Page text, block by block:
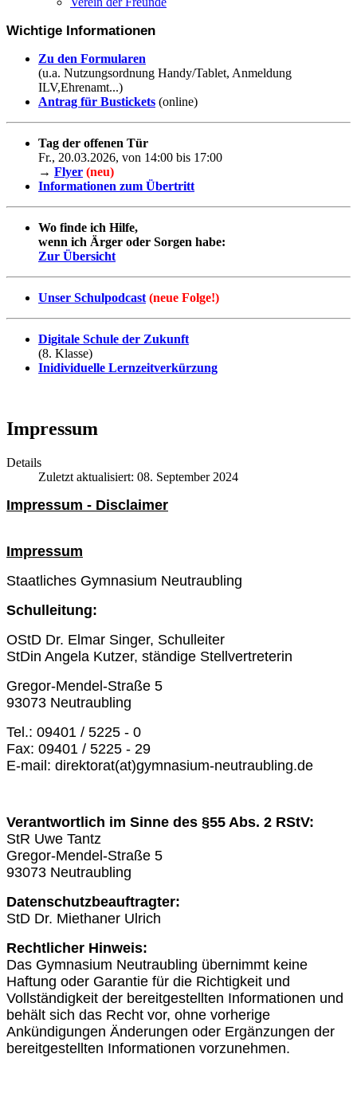
Wichtige Informationen
Zu den Formularen
(u.a. Nutzungsordnung Handy/Tablet, Anmeldung
ILV,Ehrenamt...)
Antrag für Bustickets (online)
Tag der offenen Tür
Fr., 20.03.2026, von 14:00 bis 17:00
→ Flyer (neu)
Informationen zum Übertritt
Wo finde ich Hilfe,
wenn ich Ärger oder Sorgen habe:
Zur Übersicht
Unser Schulpodcast (neue Folge!)
Digitale Schule der Zukunft
(8. Klasse)
Inidividuelle Lernzeitverkürzung
Impressum
Details
Zuletzt aktualisiert: 08. September 2024
Impressum - Disclaimer
Impressum
Staatliches Gymnasium Neutraubling
Schulleitung:
OStD Dr. Elmar Singer, Schulleiter
StDin Angela Kutzer, ständige Stellvertreterin
Gregor-Mendel-Straße 5
93073 Neutraubling
Tel.: 09401 / 5225 - 0
Fax: 09401 / 5225 - 29
E-mail: direktorat(at)gymnasium-neutraubling.de
Verantwortlich im Sinne des §55 Abs. 2 RStV:
StR Uwe Tantz
Gregor-Mendel-Straße 5
93073 Neutraubling
Datenschutzbeauftragter:
StD Dr. Miethaner Ulrich
Rechtlicher Hinweis:
Das Gymnasium Neutraubling übernimmt keine
Haftung oder Garantie für die Richtigkeit und
Vollständigkeit der bereitgestellten Informationen und
behält sich das Recht vor, ohne vorherige
Ankündigungen Änderungen oder Ergänzungen der
bereitgestellten Informationen vorzunehmen.